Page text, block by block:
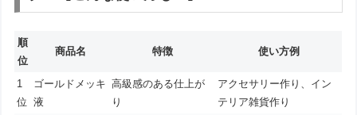
順
位
商品名 特徴 使い方例
1
位
ゴールドメッキ
液
高級感のある仕上が
り
アクセサリー作り、イン
テリア雑貨作り